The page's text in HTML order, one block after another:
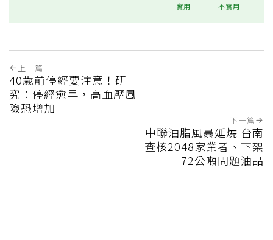
實用 不實用
上一篇
40歲前停經要注意！研
究：停經愈早，高血壓風
險恐增加
下一篇
中聯油脂風暴延燒 台南
查核2048家業者、下架
72公噸問題油品